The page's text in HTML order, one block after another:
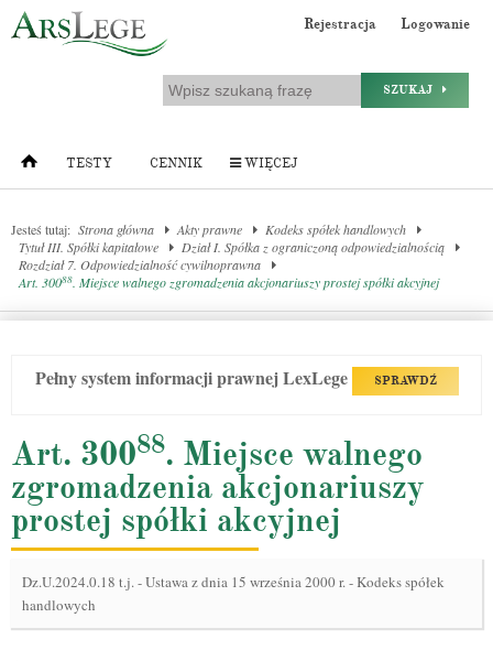
Rejestracja Logowanie
SZUKAJ
TESTY CENNIK WIĘCEJ
Jesteś tutaj: Strona główna Akty prawne
Kodeks spółek handlowych
Tytuł III. Spółki kapitałowe
Dział I. Spółka z ograniczoną odpowiedzialnością
Rozdział 7. Odpowiedzialność cywilnoprawna
Art. 30088. Miejsce walnego zgromadzenia akcjonariuszy prostej spółki akcyjnej
Pełny system informacji prawnej LexLege SPRAWDŹ
Art. 30088. Miejsce walnego
zgromadzenia akcjonariuszy
prostej spółki akcyjnej
Dz.U.2024.0.18 t.j.-Ustawa z dnia 15 września 2000 r. - Kodeks spółek
handlowych